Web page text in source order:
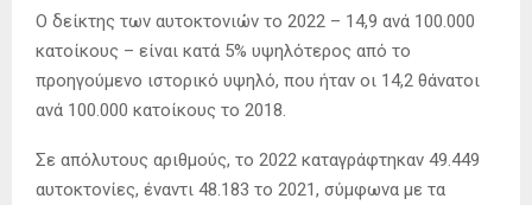
Ο δείκτης των αυτοκτονιών το 2022 – 14,9 ανά 100.000
κατοίκους – είναι κατά 5% υψηλότερος από το
προηγούμενο ιστορικό υψηλό, που ήταν οι 14,2 θάνατοι
ανά 100.000 κατοίκους το 2018.
Σε απόλυτους αριθμούς, το 2022 καταγράφτηκαν 49.449
αυτοκτονίες, έναντι 48.183 το 2021, σύμφωνα με τα